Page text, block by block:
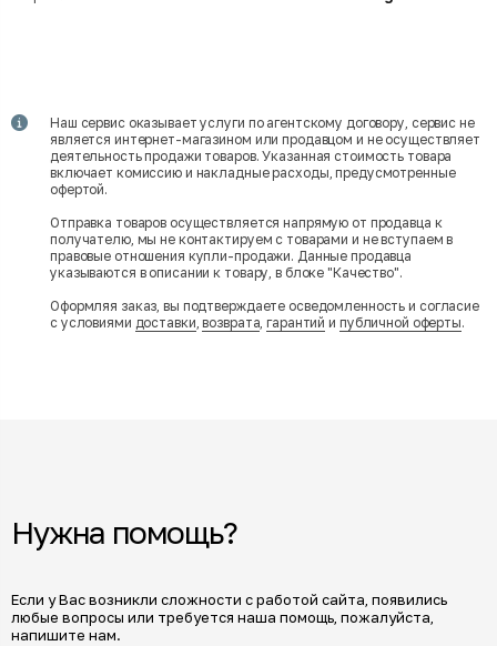
Наш сервис оказывает услуги по агентскому договору, сервис не
является интернет-магазином или продавцом и не осуществляет
деятельность продажи товаров. Указанная стоимость товара
включает комиссию и накладные расходы, предусмотренные
офертой.
Отправка товаров осуществляется напрямую от продавца к
получателю, мы не контактируем с товарами и не вступаем в
правовые отношения купли-продажи. Данные продавца
указываются в описании к товару, в блоке "Качество".
Оформляя заказ, вы подтверждаете осведомленность и согласие
с условиями доставки,возврата,гарантий и публичной оферты.
Нужна помощь?
Если у Вас возникли сложности с работой сайта, появились
любые вопросы или требуется наша помощь, пожалуйста,
напишите нам.